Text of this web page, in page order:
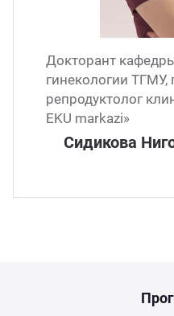
Докторант
гинекологии ТГМУ,
репродуктолог
EKU markazi»
Сидикова